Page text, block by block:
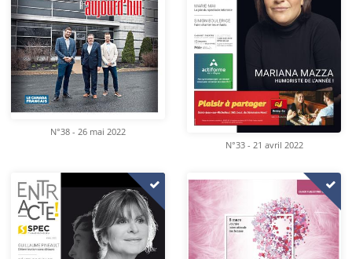
N°38 - 26 mai 2022
N°33 - 21 avril 2022